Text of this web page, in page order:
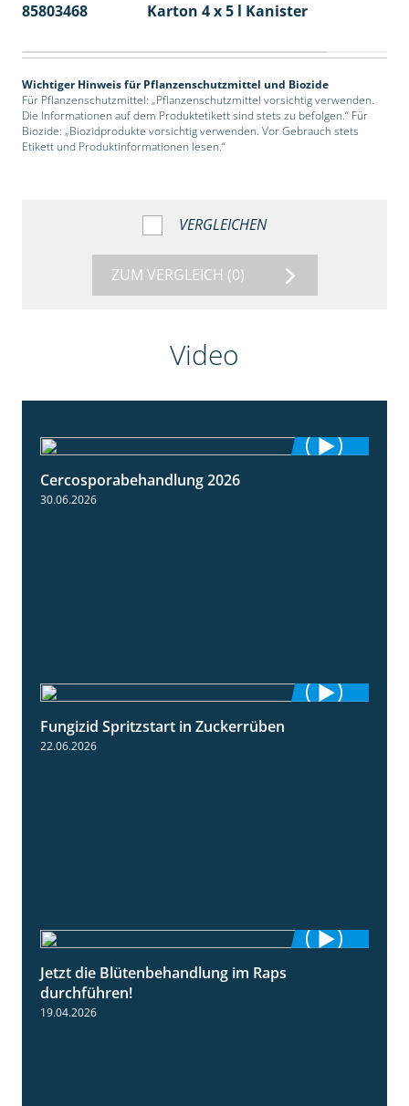
85803468 Karton 4 x 5 l Kanister
Wichtiger Hinweis für Pflanzenschutzmittel und Biozide
Für Pflanzenschutzmittel: „Pflanzenschutzmittel vorsichtig verwenden.
Die Informationen auf dem Produktetikett sind stets zu befolgen.“ Für
Biozide: „Biozidprodukte vorsichtig verwenden. Vor Gebrauch stets
Etikett und Produktinformationen lesen.“
VERGLEICHEN
ZUM VERGLEICH (0)
Video
Cercosporabehandlung 2026
30.06.2026
Fungizid Spritzstart in Zuckerrüben
22.06.2026
Jetzt die Blütenbehandlung im Raps
durchführen!
19.04.2026